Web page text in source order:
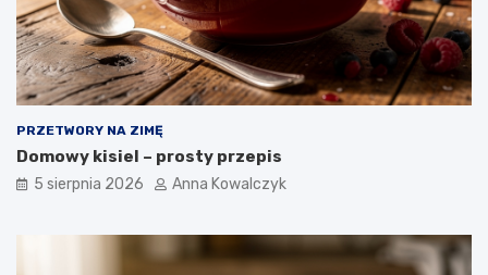
PRZETWORY NA ZIMĘ
Domowy kisiel – prosty przepis
5 sierpnia 2026 Anna Kowalczyk